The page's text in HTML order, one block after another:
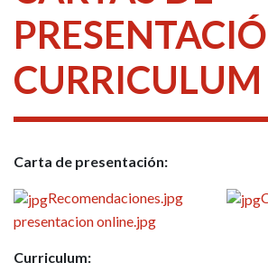
CURRICULUM
Carta de presentación:
Recomendaciones.jpg
presentacion online.jpg
Curriculum: